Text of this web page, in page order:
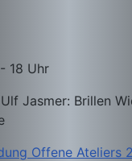
18 Uhr
Jasmer: Brillen
Offene Ateliers